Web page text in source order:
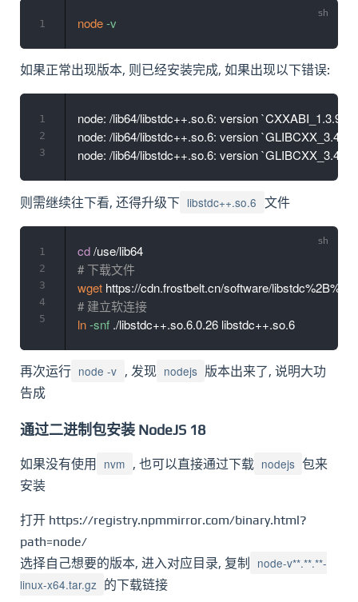
node-v
1
如果正常出现版本, 则已经安装完成, 如果出现以下错误:
node: /lib64/libstdc++.so.6: version `CXXABI_1.3.9'
node: /lib64/libstdc++.so.6: version
1
2
3
则需继续往下看, 还得升级下 libstdc++.so.6 文件
cd
# 下载文件
wget
# 建立软连接
ln-snf
1
2
3
4
5
再次运行 node -v , 发现 nodejs 版本出来了, 说明大功
告成
通过二进制包安装 NodeJS 18
如果没有使用 nvm , 也可以直接通过下载 nodejs 包来
安装
打开 https://registry.npmmirror.com/binary.html?
path=node/
选择自己想要的版本, 进入对应目录, 复制
node-v**.**.**-
linux-x64.tar.gz 的下载链接